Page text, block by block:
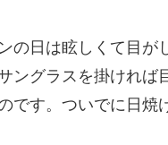
の日は眩しくて目
ングラスを掛けれ
です。ついでに日焼